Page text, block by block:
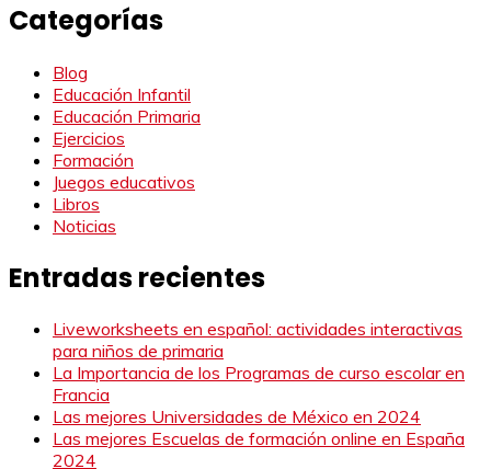
Categorías
Blog
Educación Infantil
Educación Primaria
Ejercicios
Formación
Juegos educativos
Libros
Noticias
Entradas recientes
Liveworksheets en español: actividades interactivas
para niños de primaria
La Importancia de los Programas de curso escolar en
Francia
Las mejores Universidades de México en 2024
Las mejores Escuelas de formación online en España
2024